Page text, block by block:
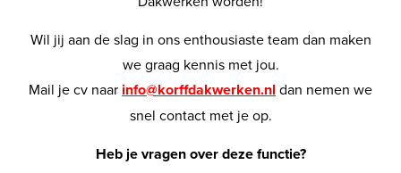
Wil jij aan de slag in ons enthousiaste team dan maken
we graag kennis met jou.
Mail je cv naar info@korffdakwerken.nl dan nemen we
snel contact met je op.
Heb je vragen over deze functie?